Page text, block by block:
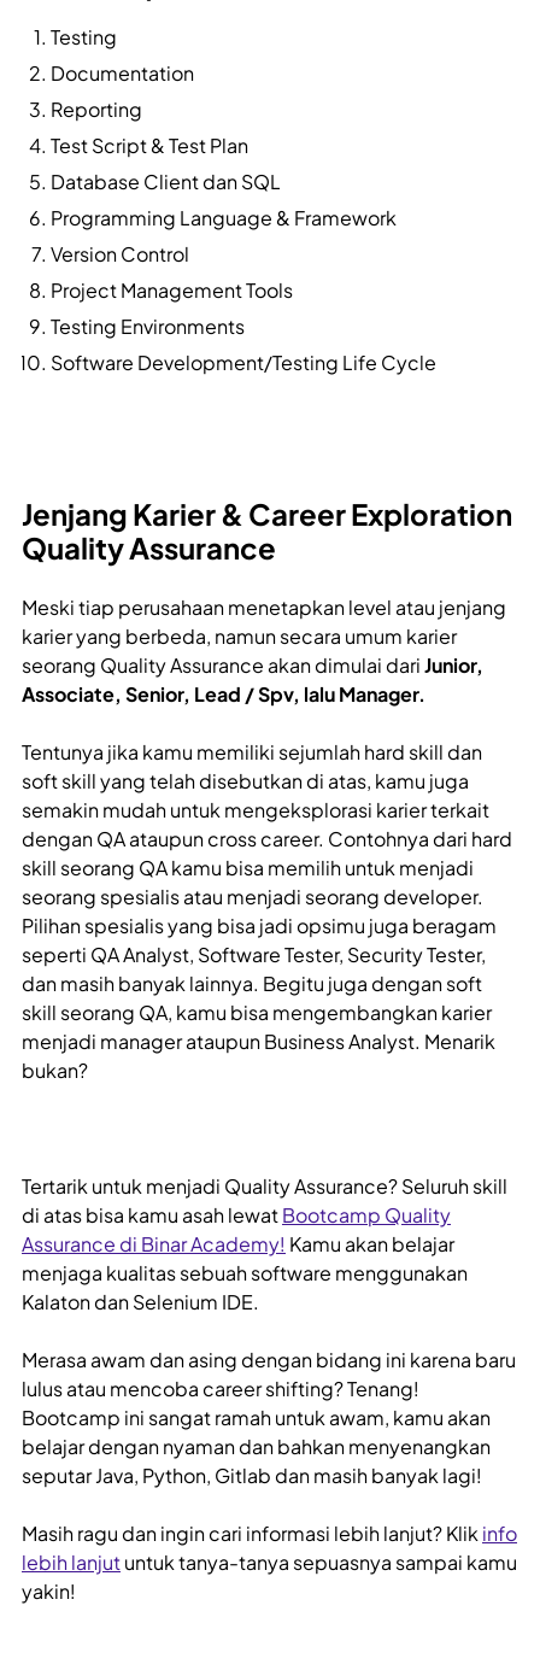
Testing
Documentation
Reporting
Test Script & Test Plan
Database Client dan SQL
Programming Language & Framework
Version Control
Project Management Tools
Testing Environments
Software Development/Testing Life Cycle
Jenjang Karier & Career Exploration
Quality Assurance
Meski tiap perusahaan menetapkan level atau jenjang
karier yang berbeda, namun secara umum karier
seorang Quality Assurance akan dimulai dariJunior,
Associate, Senior, Lead / Spv, lalu Manager.
Tentunya jika kamu memiliki sejumlah hard skill dan
soft skill yang telah disebutkan di atas, kamu juga
semakin mudah untuk mengeksplorasi karier terkait
dengan QA ataupun cross career. Contohnya dari hard
skill seorang QA kamu bisa memilih untuk menjadi
seorang spesialis atau menjadi seorang developer.
Pilihan spesialis yang bisa jadi opsimu juga beragam
seperti QA Analyst, Software Tester, Security Tester,
dan masih banyak lainnya. Begitu juga dengan soft
skill seorang QA, kamu bisa mengembangkan karier
menjadi manager ataupun Business Analyst. Menarik
bukan?
Tertarik untuk menjadi Quality Assurance? Seluruh skill
di atas bisa kamu asah lewatBootcamp Quality
Assurance di Binar Academy! Kamu akan belajar
menjaga kualitas sebuah software menggunakan
Kalaton dan Selenium IDE.
Merasa awam dan asing dengan bidang ini karena baru
lulus atau mencoba career shifting? Tenang!
Bootcamp ini sangat ramah untuk awam, kamu akan
belajar dengan nyaman dan bahkan menyenangkan
seputar Java, Python, Gitlab dan masih banyak lagi!
Masih ragu dan ingin cari informasi lebih lanjut? Klikinfo
lebih lanjutuntuk tanya-tanya sepuasnya sampai kamu
yakin!